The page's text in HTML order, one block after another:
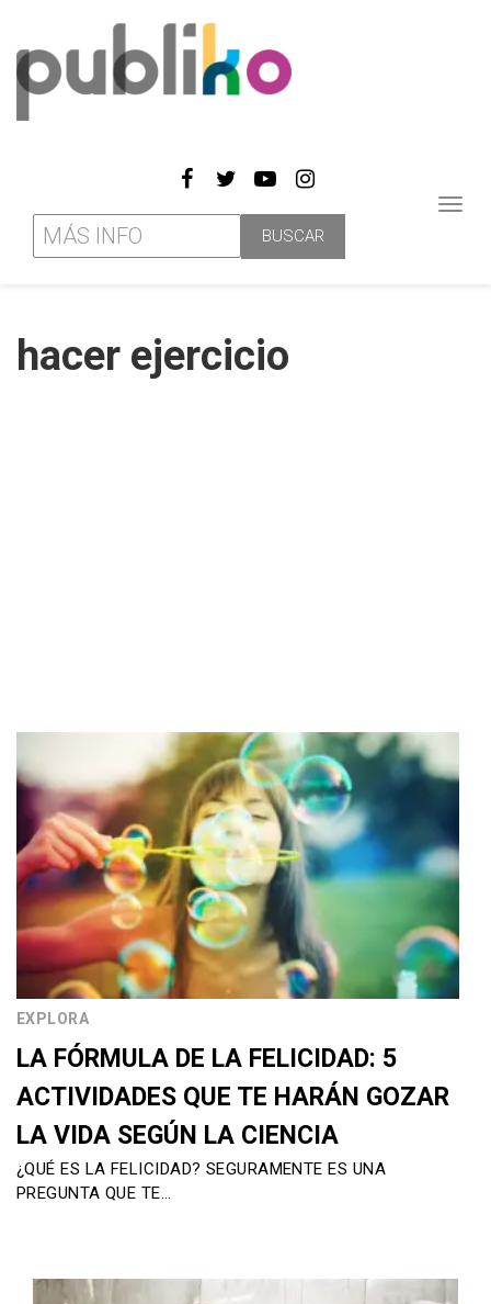
hacer ejercicio
EXPLORA
LA FÓRMULA DE LA FELICIDAD: 5
ACTIVIDADES QUE TE HARÁN GOZAR
LA VIDA SEGÚN LA CIENCIA
¿QUÉ ES LA FELICIDAD? SEGURAMENTE ES UNA
PREGUNTA QUE TE…